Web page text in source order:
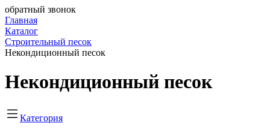
обратный звонок
Главная
Каталог
Строительный песок
Некондиционный песок
Некондиционный песок
Категория